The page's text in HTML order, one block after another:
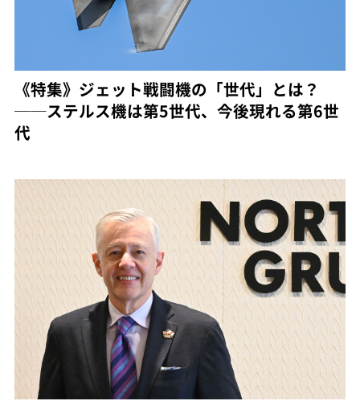
《特集》ジェット戦闘機の「世代」とは？
──ステルス機は第5世代、今後現れる第6世
代